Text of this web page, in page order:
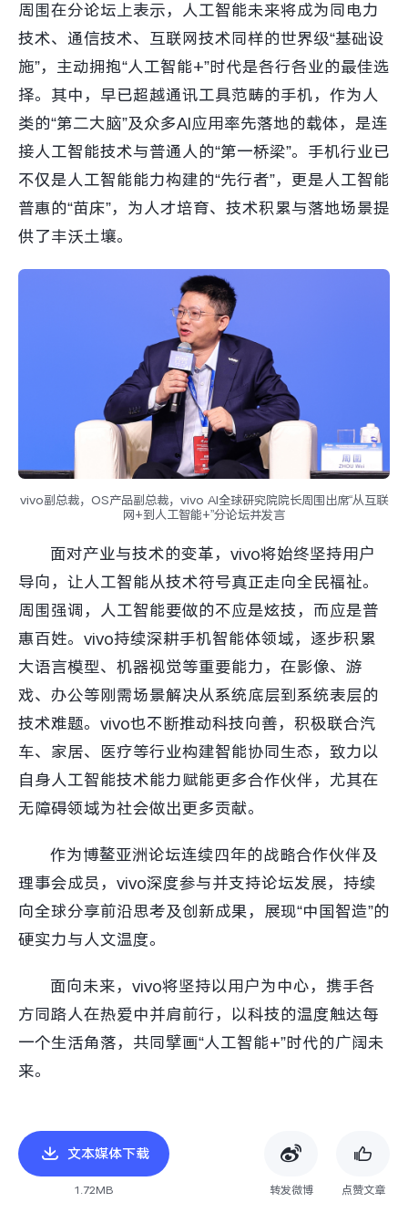
X Fold5 X200 Ultra
全部X机型 对比X机型
S20 Pro S20
Y50 5G Y50m 5G
全部Y机型 对比Y机型
iQOO Neo11 iQOO 15
全部智能硬件
周围在分论坛上表示，人工智能未来将成为同电力
技术、通信技术、互联网技术同样的世界级“基础设
施”，主动拥抱“人工智能+”时代是各行各业的最佳选
择。其中，早已超越通讯工具范畴的手机，作为人
类的“第二大脑”及众多AI应用率先落地的载体，是连
接人工智能技术与普通人的“第一桥梁”。手机行业已
不仅是人工智能能力构建的“先行者”，更是人工智能
普惠的“苗床”，为人才培育、技术积累与落地场景提
供了丰沃土壤。
vivo副总裁，OS产品副总裁，vivo AI全球研究院院长周围出席“从互联
网+到人工智能+”分论坛并发言
面对产业与技术的变革，vivo将始终坚持用户
导向，让人工智能从技术符号真正走向全民福祉。
周围强调，人工智能要做的不应是炫技，而应是普
惠百姓。vivo持续深耕手机智能体领域，逐步积累
大语言模型、机器视觉等重要能力，在影像、游
戏、办公等刚需场景解决从系统底层到系统表层的
技术难题。vivo也不断推动科技向善，积极联合汽
车、家居、医疗等行业构建智能协同生态，致力以
自身人工智能技术能力赋能更多合作伙伴，尤其在
无障碍领域为社会做出更多贡献。
作为博鳌亚洲论坛连续四年的战略合作伙伴及
理事会成员，vivo深度参与并支持论坛发展，持续
向全球分享前沿思考及创新成果，展现“中国智造”的
硬实力与人文温度。
面向未来，vivo将坚持以用户为中心，携手各
方同路人在热爱中并肩前行，以科技的温度触达每
一个生活角落，共同擘画“人工智能+”时代的广阔未
来。
文本媒体下载
1.72MB 转发微博 点赞文章